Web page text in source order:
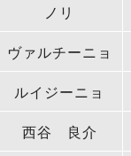
ノリ
ヴァルチーニョ
ルイジーニョ
西谷 良介